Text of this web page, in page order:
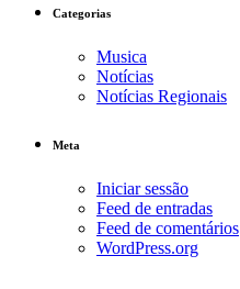
Categorias
Musica
Notícias
Notícias Regionais
Meta
Iniciar sessão
Feed de entradas
Feed de comentários
WordPress.org